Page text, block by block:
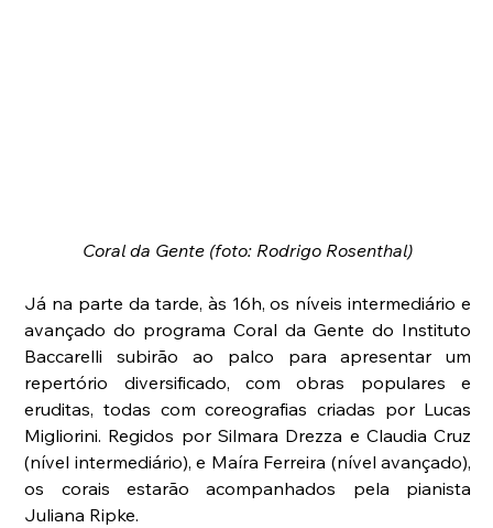
Coral da Gente (foto: Rodrigo Rosenthal)
Já na parte da tarde, às 16h, os níveis intermediário e
avançado do programa Coral da Gente do Instituto
Baccarelli subirão ao palco para apresentar um
repertório diversificado, com obras populares e
eruditas, todas com coreografias criadas por Lucas
Migliorini. Regidos por Silmara Drezza e Claudia Cruz
(nível intermediário), e Maíra Ferreira (nível avançado),
os corais estarão acompanhados pela pianista
Juliana Ripke.